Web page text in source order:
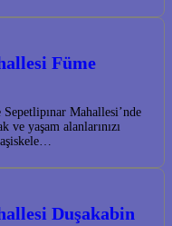
Füme
Mahallesi’nde
ve yaşam alanlarınızı
Duşakabin